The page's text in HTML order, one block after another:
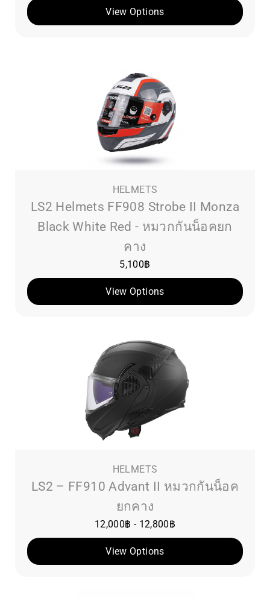
View Options
HELMETS
LS2 Helmets FF908 Strobe II Monza
Black White Red - หมวกกันน็อคยก
คาง
5,100฿
View Options
HELMETS
LS2 – FF910 Advant II หมวกกันน็อค
ยกคาง
12,000฿ - 12,800฿
View Options